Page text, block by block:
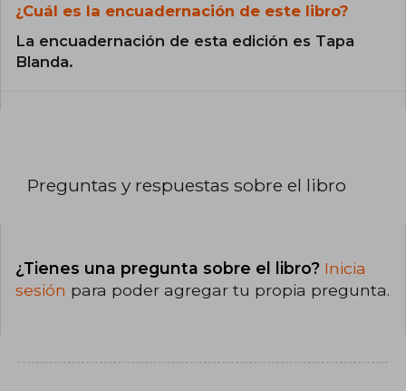
¿Cuál es la encuadernación de este libro?
La encuadernación de esta edición es Tapa
Blanda.
Preguntas y respuestas sobre el libro
¿Tienes una pregunta sobre el libro? Inicia
sesión para poder agregar tu propia pregunta.